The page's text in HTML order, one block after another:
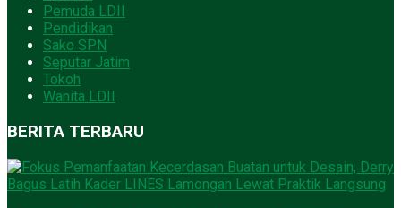
Pemuda LDII
Pendidikan
Sako SPN
Seputar Jatim
Tokoh
Wanita LDII
BERITA TERBARU